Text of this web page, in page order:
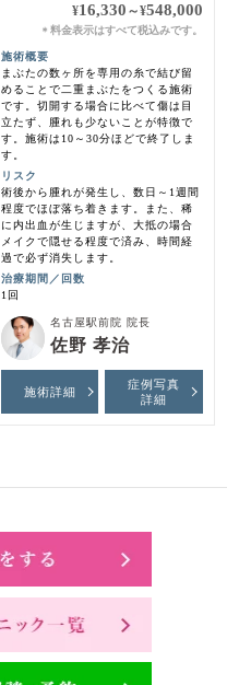
¥16,330 ～¥548,000
＊ 料金表示はすべて税込みです。
施術概要
まぶたの数ヶ所を専用の糸で結び留
めることで二重まぶたをつくる施術
です。切開する場合に比べて傷は目
立たず、腫れも少ないことが特徴で
す。施術は10～30分ほどで終了しま
す。
リスク
術後から腫れが発生し、数日～1週間
程度でほぼ落ち着きます。また、稀
に内出血が生じますが、大抵の場合
メイクで隠せる程度で済み、時間経
過で必ず消失します。
治療期間／回数
1回
名古屋駅前院 院長
佐野 孝治
施術詳細
症例写真
詳細